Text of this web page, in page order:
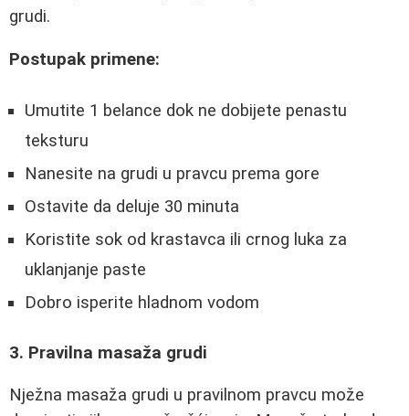
grudi.
Postupak primene:
Umutite 1 belance dok ne dobijete penastu
teksturu
Nanesite na grudi u pravcu prema gore
Ostavite da deluje 30 minuta
Koristite sok od krastavca ili crnog luka za
uklanjanje paste
Dobro isperite hladnom vodom
3. Pravilna masaža grudi
Nježna masaža grudi u pravilnom pravcu može